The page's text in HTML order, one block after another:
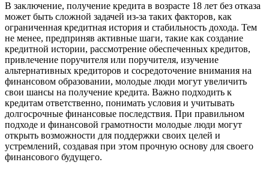
В заключение, получение кредита в возрасте 18 лет без отказа
может быть сложной задачей из-за таких факторов, как
ограниченная кредитная история и стабильность дохода. Тем
не менее, предприняв активные шаги, такие как создание
кредитной истории, рассмотрение обеспеченных кредитов,
привлечение поручителя или поручителя, изучение
альтернативных кредиторов и сосредоточение внимания на
финансовом образовании, молодые люди могут увеличить
свои шансы на получение кредита. Важно подходить к
кредитам ответственно, понимать условия и учитывать
долгосрочные финансовые последствия. При правильном
подходе и финансовой грамотности молодые люди могут
открыть возможности для поддержки своих целей и
устремлений, создавая при этом прочную основу для своего
финансового будущего.